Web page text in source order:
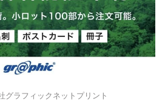
グラフィックネットプリント